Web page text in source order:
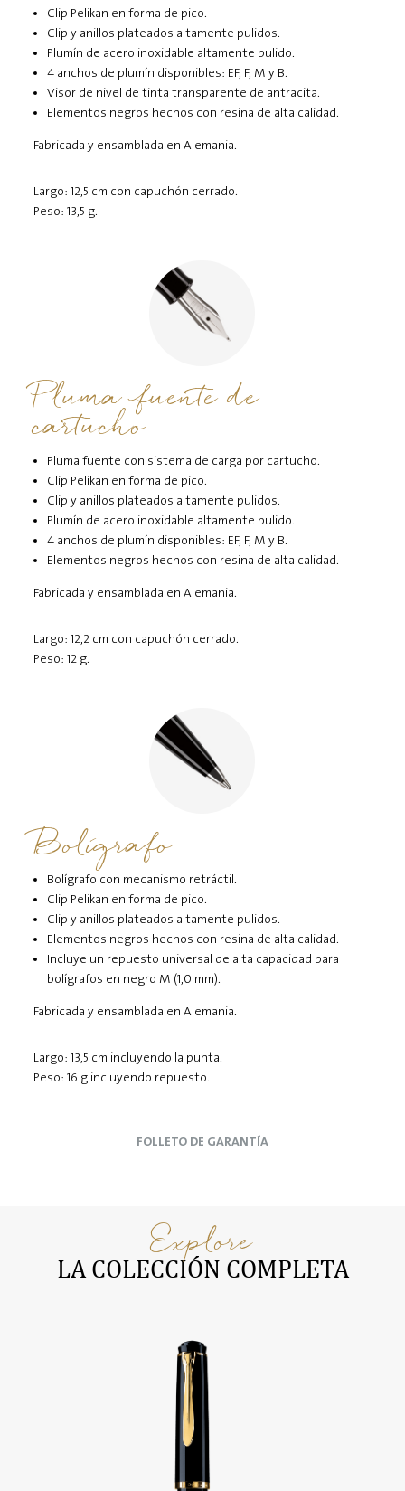
Clip Pelikan en forma de pico.
Clip y anillos plateados altamente pulidos.
Plumín de acero inoxidable altamente pulido.
4 anchos de plumín disponibles: EF, F, M y B.
Visor de nivel de tinta transparente de antracita.
Elementos negros hechos con resina de alta calidad.
Fabricada y ensamblada en Alemania.
Largo: 12,5 cm con capuchón cerrado.
Peso: 13,5 g.
Pluma fuente de
cartucho
Pluma fuente con sistema de carga por cartucho.
Clip Pelikan en forma de pico.
Clip y anillos plateados altamente pulidos.
Plumín de acero inoxidable altamente pulido.
4 anchos de plumín disponibles: EF, F, M y B.
Elementos negros hechos con resina de alta calidad.
Fabricada y ensamblada en Alemania.
Largo: 12,2 cm con capuchón cerrado.
Peso: 12 g.
Bolígrafo
Bolígrafo con mecanismo retráctil.
Clip Pelikan en forma de pico.
Clip y anillos plateados altamente pulidos.
Elementos negros hechos con resina de alta calidad.
Incluye un repuesto universal de alta capacidad para
bolígrafos en negro M (1,0 mm).
Fabricada y ensamblada en Alemania.
Largo: 13,5 cm incluyendo la punta.
Peso: 16 g incluyendo repuesto.
FOLLETO DE GARANTÍA
Explore
LA COLECCIÓN COMPLETA